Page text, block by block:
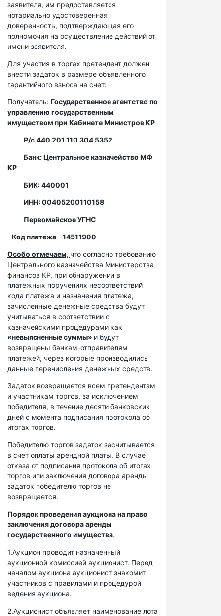
заявителя, им предоставляется
нотариально удостоверенная
доверенность, подтверждающая его
полномочия на осуществление действий от
имени заявителя.
Для участия в торгах претендент должен
внести задаток в размере объявленного
гарантийного взноса на счет:
Получатель: Государственное агентство по
управлению государственным
имуществом при Кабинете Министров КР
Р/с 440 201 110 304 5352
Банк: Центральное казначейство МФ
КР
БИК: 440001
ИНН: 00405200110158
Первомайское УГНС
Код платежа – 14511900
Особо отмечаем, что согласно требованию
Центрального казначейства Министерства
финансов КР, при обнаружении в
платежных поручениях несоответствий
кода платежа и назначения платежа,
зачисленные денежные средства будут
учитываться в соответствии с
казначейскими процедурами как
«невыясненные суммы» и будут
возвращены банкам-отправителям
платежей, через которые производились
данные перечисления денежных средств.
Задаток возвращается всем претендентам
и участникам торгов, за исключением
победителя, в течение десяти банковских
дней с момента подписания протокола об
итогах торгов.
Победителю торгов задаток засчитывается
в счет оплаты арендной платы. В случае
отказа от подписания протокола об итогах
торгов или заключения договора аренды
задаток победителю торгов не
возвращается.
Порядок проведения аукциона на право
заключения договора аренды
государственного имущества.
1.Аукцион проводит назначенный
аукционной комиссией аукционист. Перед
началом аукциона аукционист знакомит
участников с правилами и процедурой
ведения аукциона.
2.Аукционист объявляет наименование лота